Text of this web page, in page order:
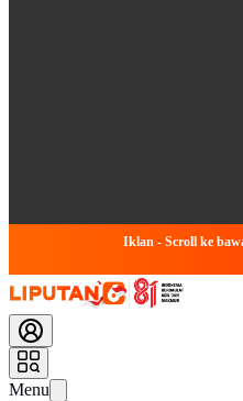
Iklan - Scroll ke
Menu